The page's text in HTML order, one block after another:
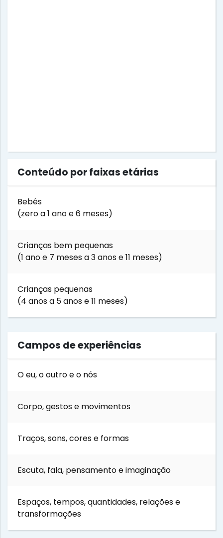
Conteúdo por faixas etárias
Bebês
(zero a 1 ano e 6 meses)
Crianças bem pequenas
(1 ano e 7 meses a 3 anos e 11 meses)
Crianças pequenas
(4 anos a 5 anos e 11 meses)
Campos de experiências
O eu, o outro e o nós
Corpo, gestos e movimentos
Traços, sons, cores e formas
Escuta, fala, pensamento e imaginação
Espaços, tempos, quantidades, relações e
transformações